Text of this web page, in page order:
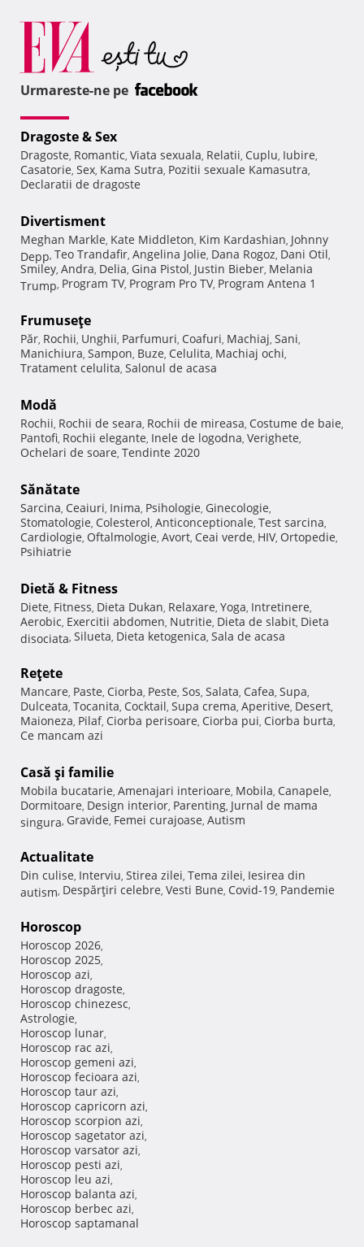
Urmareste-ne pe
Dragoste & Sex
Dragoste, Romantic, Viata sexuala, Relatii, Cuplu, Iubire,
Casatorie, Sex, Kama Sutra, Pozitii sexuale Kamasutra,
Declaratii de dragoste
Divertisment
Meghan Markle, Kate Middleton, Kim Kardashian, Johnny
Depp, Teo Trandafir, Angelina Jolie, Dana Rogoz, Dani Otil,
Smiley, Andra, Delia, Gina Pistol, Justin Bieber, Melania
Trump, Program TV, Program Pro TV, Program Antena 1
Frumuseţe
Păr, Rochii, Unghii, Parfumuri, Coafuri, Machiaj, Sani,
Manichiura, Sampon, Buze, Celulita, Machiaj ochi,
Tratament celulita, Salonul de acasa
Modă
Rochii, Rochii de seara, Rochii de mireasa, Costume de baie,
Pantofi, Rochii elegante, Inele de logodna, Verighete,
Ochelari de soare, Tendinte 2020
Sănătate
Sarcina, Ceaiuri, Inima, Psihologie, Ginecologie,
Stomatologie, Colesterol, Anticonceptionale, Test sarcina,
Cardiologie, Oftalmologie, Avort, Ceai verde, HIV, Ortopedie,
Psihiatrie
Dietă & Fitness
Diete, Fitness, Dieta Dukan, Relaxare, Yoga, Intretinere,
Aerobic, Exercitii abdomen, Nutritie, Dieta de slabit, Dieta
disociata, Silueta, Dieta ketogenica, Sala de acasa
Reţete
Mancare, Paste, Ciorba, Peste, Sos, Salata, Cafea, Supa,
Dulceata, Tocanita, Cocktail, Supa crema, Aperitive, Desert,
Maioneza, Pilaf, Ciorba perisoare, Ciorba pui, Ciorba burta,
Ce mancam azi
Casă şi familie
Mobila bucatarie, Amenajari interioare, Mobila, Canapele,
Dormitoare, Design interior, Parenting, Jurnal de mama
singura, Gravide, Femei curajoase, Autism
Actualitate
Din culise, Interviu, Stirea zilei, Tema zilei, Iesirea din
autism, Despărţiri celebre, Vesti Bune, Covid-19, Pandemie
Horoscop
Horoscop 2026,
Horoscop 2025,
Horoscop azi,
Horoscop dragoste,
Horoscop chinezesc,
Astrologie,
Horoscop lunar,
Horoscop rac azi,
Horoscop gemeni azi,
Horoscop fecioara azi,
Horoscop taur azi,
Horoscop capricorn azi,
Horoscop scorpion azi,
Horoscop sagetator azi,
Horoscop varsator azi,
Horoscop pesti azi,
Horoscop leu azi,
Horoscop balanta azi,
Horoscop berbec azi,
Horoscop saptamanal